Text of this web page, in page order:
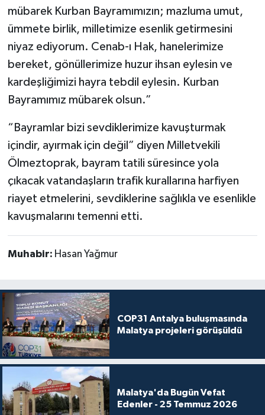
mübarek Kurban Bayramımızın; mazluma umut,
ümmete birlik, milletimize esenlik getirmesini
niyaz ediyorum. Cenab-ı Hak, hanelerimize
bereket, gönüllerimize huzur ihsan eylesin ve
kardeşliğimizi hayra tebdil eylesin. Kurban
Bayramımız mübarek olsun.”
“Bayramlar bizi sevdiklerimize kavuşturmak
içindir, ayırmak için değil” diyen Milletvekili
Ölmeztoprak, bayram tatili süresince yola
çıkacak vatandaşların trafik kurallarına harfiyen
riayet etmelerini, sevdiklerine sağlıkla ve esenlikle
kavuşmalarını temenni etti.
Muhabir: Hasan Yağmur
COP31 Antalya buluşmasında
Malatya projeleri görüşüldü
Malatya'da Bugün Vefat
Edenler - 25 Temmuz 2026